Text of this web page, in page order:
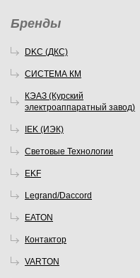
Бренды
DKC (ДКС)
СИСТЕМА КМ
КЭАЗ (Курский
электроаппаратный завод)
IEK (ИЭК)
Световые Технологии
EKF
Legrand/Daccord
EATON
Контактор
VARTON